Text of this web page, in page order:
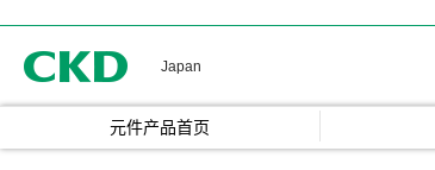
Japan
元件产品首页